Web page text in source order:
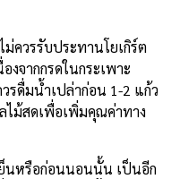
ควรรับประทานโยเกิร์ต
จากกรดในกระเพาะ
รดื่มน้ำเปล่าก่อน 1-2 แก้ว
ไม้สดเพื่อเพิ่มคุณค่าทาง
นหรือก่อนนอนนั้น เป็นอีก